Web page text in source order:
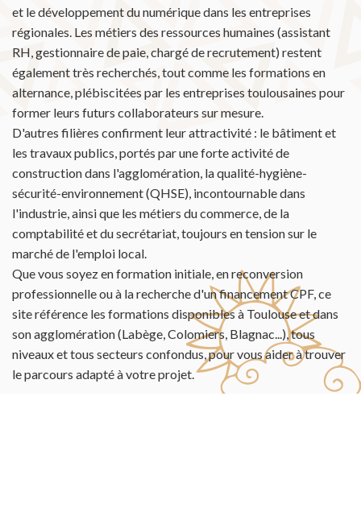
et le développement du numérique dans les entreprises
régionales. Les métiers des ressources humaines (assistant
RH, gestionnaire de paie, chargé de recrutement) restent
également très recherchés, tout comme les formations en
alternance, plébiscitées par les entreprises toulousaines pour
former leurs futurs collaborateurs sur mesure.
D'autres filières confirment leur attractivité : le bâtiment et
les travaux publics, portés par une forte activité de
construction dans l'agglomération, la qualité-hygiène-
sécurité-environnement (QHSE), incontournable dans
l'industrie, ainsi que les métiers du commerce, de la
comptabilité et du secrétariat, toujours en tension sur le
marché de l'emploi local.
Que vous soyez en formation initiale, en reconversion
professionnelle ou à la recherche d'un financement CPF, ce
site référence les formations disponibles à Toulouse et dans
son agglomération (Labège, Colomiers, Blagnac...), tous
niveaux et tous secteurs confondus, pour vous aider à trouver
le parcours adapté à votre projet.